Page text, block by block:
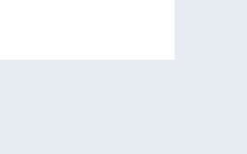
DEI CONSOLI D’ITALIA NEL MONDO